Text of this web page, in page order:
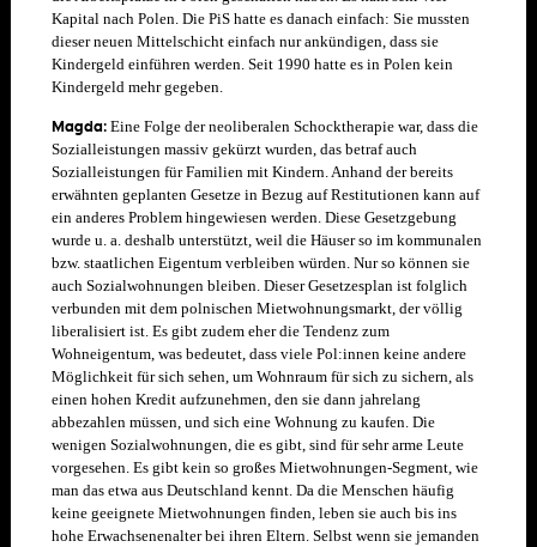
Kapital nach Polen. Die PiS hatte es danach einfach: Sie mussten
dieser neuen Mittelschicht einfach nur ankündigen, dass sie
Kindergeld einführen werden. Seit 1990 hatte es in Polen kein
Kindergeld mehr gegeben.
Magda: Eine Folge der neoliberalen Schocktherapie war, dass die
Sozialleistungen massiv gekürzt wurden, das betraf auch
Sozialleistungen für Familien mit Kindern. Anhand der bereits
erwähnten geplanten Gesetze in Bezug auf Restitutionen kann auf
ein anderes Problem hingewiesen werden. Diese Gesetzgebung
wurde u. a. deshalb unterstützt, weil die Häuser so im kommunalen
bzw. staatlichen Eigentum verbleiben würden. Nur so können sie
auch Sozialwohnungen bleiben. Dieser Gesetzesplan ist folglich
verbunden mit dem polnischen Mietwohnungsmarkt, der völlig
liberalisiert ist. Es gibt zudem eher die Tendenz zum
Wohneigentum, was bedeutet, dass viele Pol:innen keine andere
Möglichkeit für sich sehen, um Wohnraum für sich zu sichern, als
einen hohen Kredit aufzunehmen, den sie dann jahrelang
abbezahlen müssen, und sich eine Wohnung zu kaufen. Die
wenigen Sozialwohnungen, die es gibt, sind für sehr arme Leute
vorgesehen. Es gibt kein so großes Mietwohnungen-Segment, wie
man das etwa aus Deutschland kennt. Da die Menschen häufig
keine geeignete Mietwohnungen finden, leben sie auch bis ins
hohe Erwachsenenalter bei ihren Eltern. Selbst wenn sie jemanden